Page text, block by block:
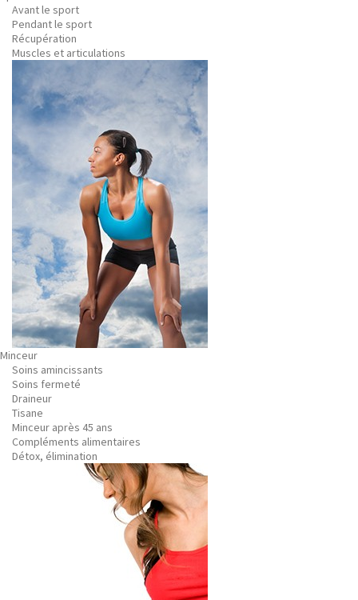
Avant le sport
Pendant le sport
Récupération
Muscles et articulations
Minceur
Soins amincissants
Soins fermeté
Draineur
Tisane
Minceur après 45 ans
Compléments alimentaires
Détox, élimination